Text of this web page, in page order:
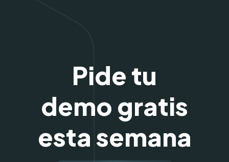
Pide tu
demo gratis
esta semana